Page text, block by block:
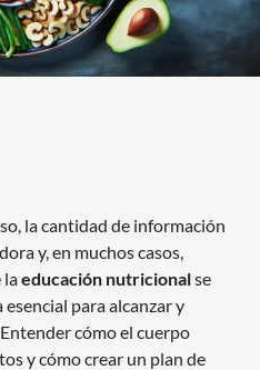
la cantidad de información
y, en muchos casos,
laeducación nutricionalse
para alcanzar y
cómo el cuerpo
y cómo crear un plan de